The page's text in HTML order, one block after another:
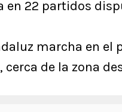
en 22 partidos
marcha en el
cerca de la zona